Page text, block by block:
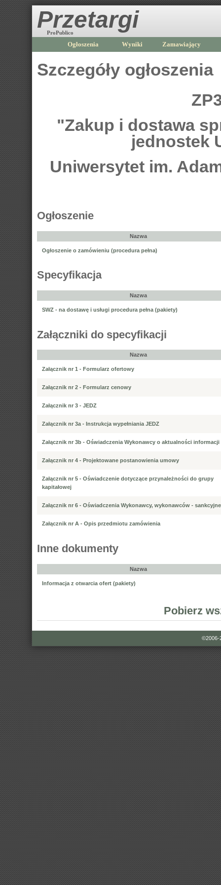
Przetargi
ProPublico
Ogłoszenia Wyniki Zamawiający
Szczegóły ogłoszenia
"Zakup i dostawa
jednostek
Uniwersytet im.
Ogłoszenie
Nazwa
Ogłoszenie o zamówieniu (procedura pełna)
Specyfikacja
Nazwa
SWZ - na dostawę i usługi procedura pełna (pakiety)
Załączniki do specyfikacji
Nazwa
Załącznik nr 1 - Formularz ofertowy
Załącznik nr 2 - Formularz cenowy
Załącznik nr 3 - JEDZ
Załącznik nr 3a - Instrukcja wypełniania JEDZ
Załącznik nr 3b - Oświadczenia Wykonawcy o aktualności informacji
Załącznik nr 4 - Projektowane postanowienia umowy
Załącznik nr 5 - Oświadczenie dotyczące przynależności do grupy
kapitałowej
Załącznik nr 6 - Oświadczenia Wykonawcy, wykonawców - sankcyjne
Załącznik nr A - Opis przedmiotu zamówienia
Inne dokumenty
Nazwa
Informacja z otwarcia ofert (pakiety)
Pobierz
©2006-